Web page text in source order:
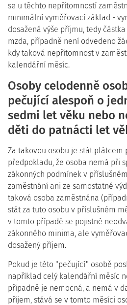
se u těchto nepřítomností
minimální vyměřovací základ -
dosažená výše příjmu, tedy
mzda, případně není odvedeno
kdy taková nepřítomnost v
kalendářní měsíc.
Osoby celodenně
pečující alespoň o
sedmi let věku nebo
děti do patnácti let
Za takovou osobu je stát plátcem
předpokladu, že osoba nemá při
zákonných podmínek v
zaměstnání ani ze samostatné
taková osoba zaměstnána
stát za tuto osobu v příslušném
v tomto případě se pojistné
zákonného minima, ale
dosažený příjem.
Pokud je této "pečující" osobě
například celý kalendářní měsíc
případně je nemocná, a nemá v
příjem, stává se v tomto měsíci